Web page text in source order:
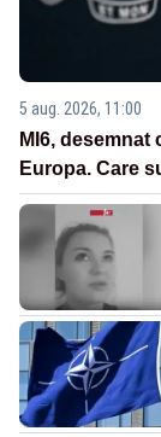
5 aug. 2026, 11:00
MI6,
Europa. Care